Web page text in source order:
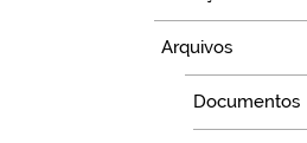
Arquivos
Documentos